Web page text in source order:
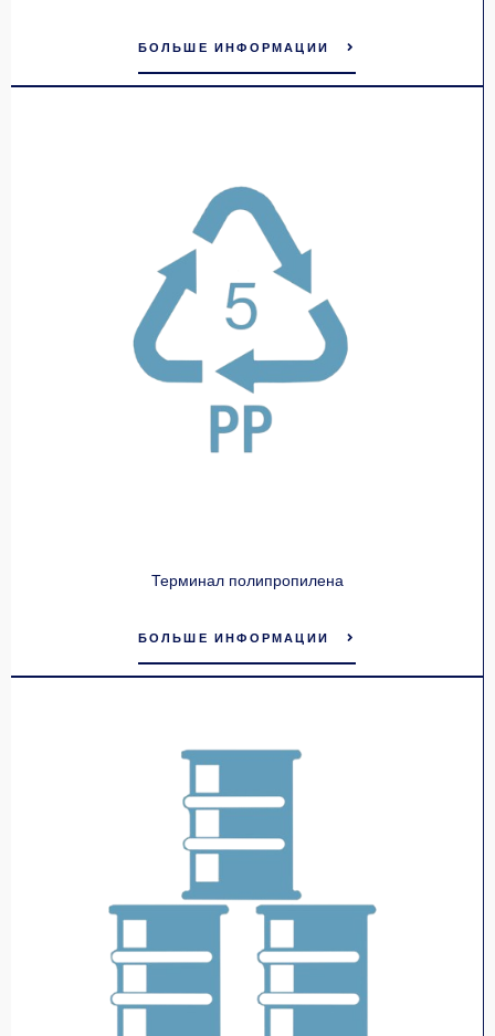
БОЛЬШЕ ИНФОРМАЦИИ
Терминал полипропилена
БОЛЬШЕ ИНФОРМАЦИИ